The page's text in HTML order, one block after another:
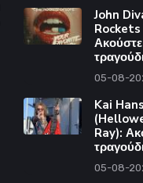
John
05-08-
Kai
Ray):
05-08-